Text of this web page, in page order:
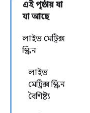
এই পৃষ্ঠায় যা
যা আছে
লাইভ মেট্রিক্স
স্ক্রিন
লাইভ
মেট্রিক্স স্ক্রিন
বৈশিষ্ট্য